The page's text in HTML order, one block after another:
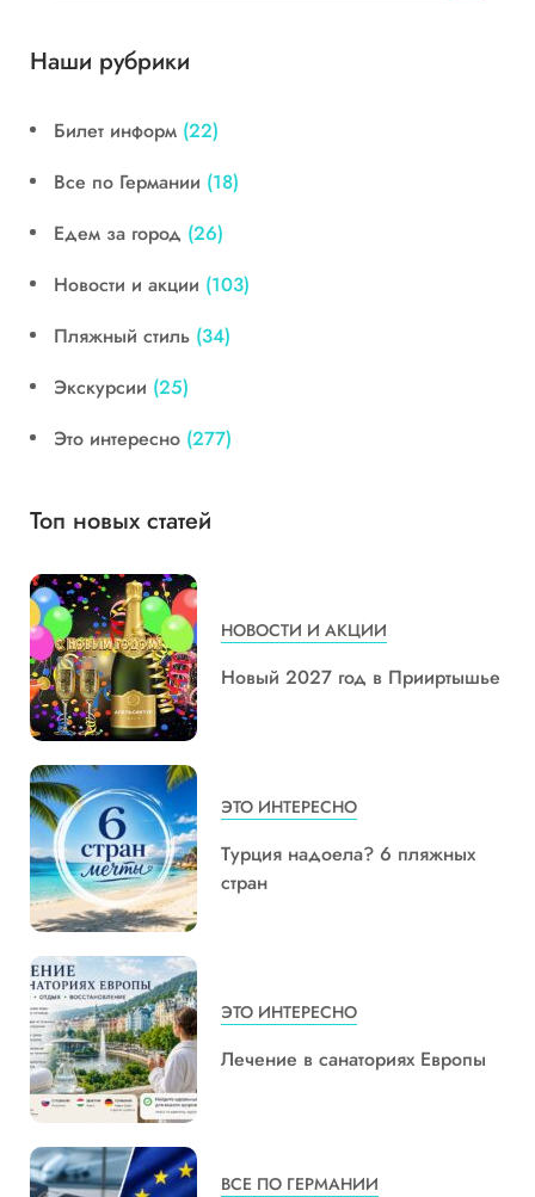
Наши рубрики
Билет информ (22)
Все по Германии (18)
Едем за город (26)
Новости и акции (103)
Пляжный стиль (34)
Экскурсии (25)
Это интересно (277)
Топ новых статей
НОВОСТИ И АКЦИИ
Новый 2027 год в Прииртышье
ЭТО ИНТЕРЕСНО
Турция надоела? 6 пляжных
стран
ЭТО ИНТЕРЕСНО
Лечение в санаториях Европы
ВСЕ ПО ГЕРМАНИИ